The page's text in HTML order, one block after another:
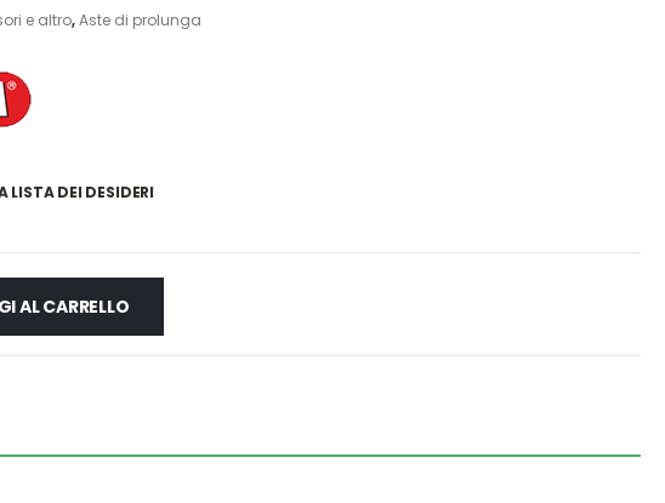
e altro,Aste di prolunga
LISTA DEI DESIDERI
AL CARRELLO